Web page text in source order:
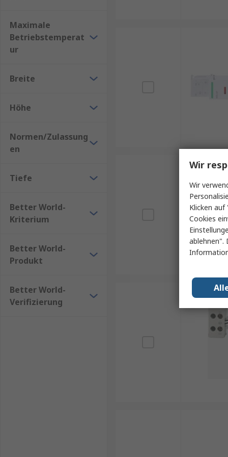
professionellen Services wie den
Verwaltung technischer Komponenten vereinfachen.
Maximale
Betriebstemperat
ur
Breite
Höhe
Normen/Zulassung
en
Tiefe
Better World-
Kriterium
Better World-
Produkt
Better World-
Verifizierung
Wir
Wir
Klicken
Cookies
ablehnen".